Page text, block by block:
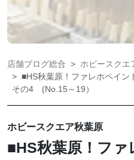
店舗ブログ総合
ホビースクエ
■HS秋葉原！ファレホペイ
その4 (No.15～19）
ホビースクエア秋葉原
■HS秋葉原！フ